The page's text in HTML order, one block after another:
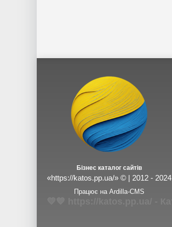
Бізнес каталог сайтів
«https://katos.pp.ua/» © | 2012 - 2024
Працює на Ardilla-CMS